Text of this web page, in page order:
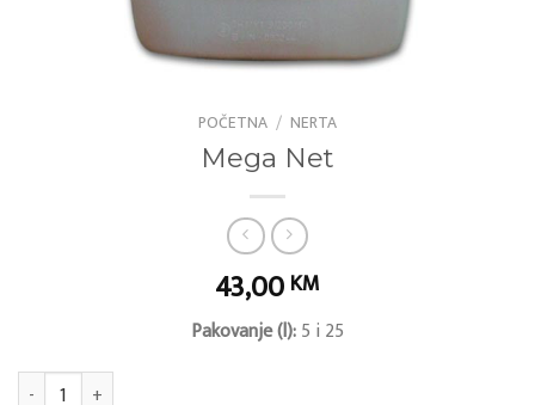
POČETNA / NERTA
Mega Net
43,00 KM
Pakovanje (l):5 i 25
Mega Net količina